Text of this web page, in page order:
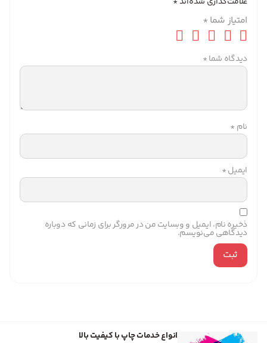
امتیاز شما *
دیدگاه شما*
نام *
ایمیل*
ذخیره نام، ایمیل و وبسایت من در مرورگر برای زمانی که دوباره
دیدگاهی می‌نویسم.
انواع خدمات چاپ با کیفیت بالا